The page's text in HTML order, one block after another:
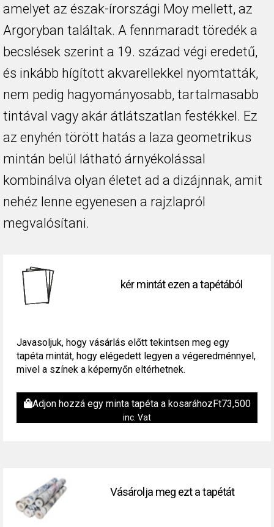
amelyet az észak-írországi Moy mellett, az
Argoryban találtak. A fennmaradt töredék a
becslések szerint a 19. század végi eredetű,
és inkább hígított akvarellekkel nyomtatták,
nem pedig hagyományosabb, tartalmasabb
tintával vagy akár átlátszatlan festékkel. Ez
az enyhén törött hatás a laza geometrikus
mintán belül látható árnyékolással
kombinálva olyan életet ad a dizájnnak, amit
nehéz lenne egyenesen a rajzlapról
megvalósítani.
kér mintát ezen a tapétából
Javasoljuk, hogy vásárlás előtt tekintsen meg egy
tapéta mintát, hogy elégedett legyen a végeredménnyel,
mivel a színek a képernyőn eltérhetnek.
Adjon hozzá egy minta tapéta a kosarához Ft73,500
inc. Vat
Vásárolja meg ezt a tapétát